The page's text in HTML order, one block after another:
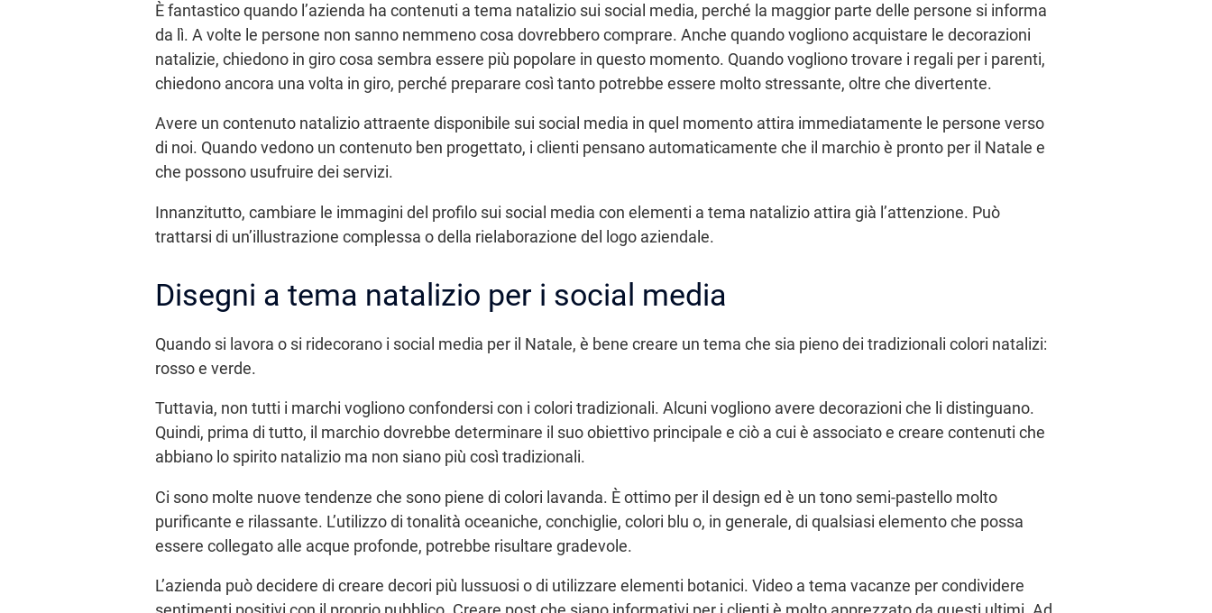
È fantastico quando l’azienda ha contenuti a tema natalizio sui social media, perché la maggior parte delle persone si informa
da lì. A volte le persone non sanno nemmeno cosa dovrebbero comprare. Anche quando vogliono acquistare le decorazioni
natalizie, chiedono in giro cosa sembra essere più popolare in questo momento. Quando vogliono trovare i regali per i parenti,
chiedono ancora una volta in giro, perché preparare così tanto potrebbe essere molto stressante, oltre che divertente.
Avere un contenuto natalizio attraente disponibile sui social media in quel momento attira immediatamente le persone verso
di noi. Quando vedono un contenuto ben progettato, i clienti pensano automaticamente che il marchio è pronto per il Natale e
che possono usufruire dei servizi.
Innanzitutto, cambiare le immagini del profilo sui social media con elementi a tema natalizio attira già l’attenzione. Può
trattarsi di un’illustrazione complessa o della rielaborazione del logo aziendale.
Disegni a tema natalizio per i social media
Quando si lavora o si ridecorano i social media per il Natale, è bene creare un tema che sia pieno dei tradizionali colori natalizi:
rosso e verde.
Tuttavia, non tutti i marchi vogliono confondersi con i colori tradizionali. Alcuni vogliono avere decorazioni che li distinguano.
Quindi, prima di tutto, il marchio dovrebbe determinare il suo obiettivo principale e ciò a cui è associato e creare contenuti che
abbiano lo spirito natalizio ma non siano più così tradizionali.
Ci sono molte nuove tendenze che sono piene di colori lavanda. È ottimo per il design ed è un tono semi-pastello molto
purificante e rilassante. L’utilizzo di tonalità oceaniche, conchiglie, colori blu o, in generale, di qualsiasi elemento che possa
essere collegato alle acque profonde, potrebbe risultare gradevole.
L’azienda può decidere di creare decori più lussuosi o di utilizzare elementi botanici. Video a tema vacanze per condividere